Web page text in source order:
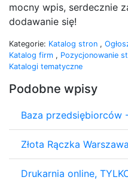
mocny wpis, serdecznie
dodawanie się!
Kategorie: Katalog stron ,
Katalog firm , Pozycjonowanie
Katalogi tematyczne
Podobne wpisy
Baza przedsiębiorców
Złota Rączka Warszawa
Drukarnia online,